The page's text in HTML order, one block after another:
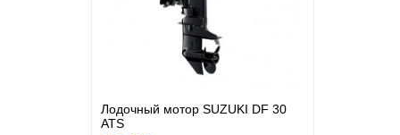
Лодочный мотор SUZUKI DF 30
ATS